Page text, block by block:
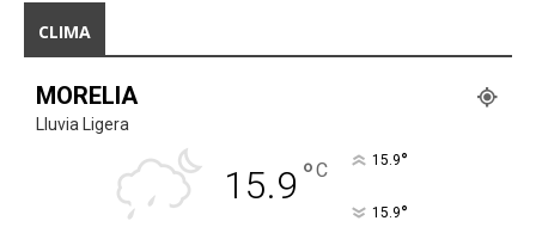
CLIMA
MORELIA
Lluvia Ligera
15.9 °C 15.9°
15.9°